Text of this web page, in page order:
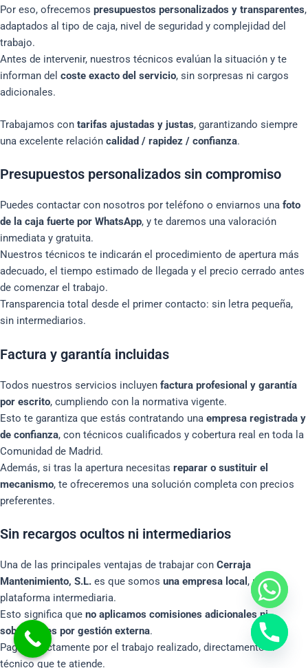
Por eso, ofrecemos presupuestos personalizados y transparentes,
adaptados al tipo de caja, nivel de seguridad y complejidad del
trabajo.
Antes de intervenir, nuestros técnicos evalúan la situación y te
informan del coste exacto del servicio, sin sorpresas ni cargos
adicionales.
Trabajamos con tarifas ajustadas y justas, garantizando siempre
una excelente relación calidad / rapidez / confianza.
Presupuestos personalizados sin compromiso
Puedes contactar con nosotros por teléfono o enviarnos una foto
de la caja fuerte por WhatsApp, y te daremos una valoración
inmediata y gratuita.
Nuestros técnicos te indicarán el procedimiento de apertura más
adecuado, el tiempo estimado de llegada y el precio cerrado antes
de comenzar el trabajo.
Transparencia total desde el primer contacto: sin letra pequeña,
sin intermediarios.
Factura y garantía incluidas
Todos nuestros servicios incluyen factura profesional y garantía
por escrito, cumpliendo con la normativa vigente.
Esto te garantiza que estás contratando una empresa registrada y
de confianza, con técnicos cualificados y cobertura real en toda la
Comunidad de Madrid.
Además, si tras la apertura necesitas reparar o sustituir el
mecanismo, te ofreceremos una solución completa con precios
preferentes.
Sin recargos ocultos ni intermediarios
Una de las principales ventajas de trabajar con Cerraja
Mantenimiento, S.L. es que somos una empresa local , no una
plataforma intermediaria.
Esto significa que no aplicamos comisiones adicionales ni
sobrecostes por gestión externa.
Pagas exactamente por el trabajo realizado, directamente al
técnico que te atiende.